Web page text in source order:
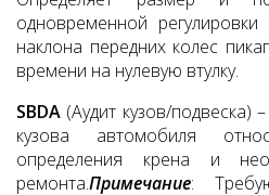
одновременной
наклона передних колес
времени на нулевую втулку.
SBDA (Аудит кузов/
кузова автомобиля
определения крена и
ремонта.Примечание: